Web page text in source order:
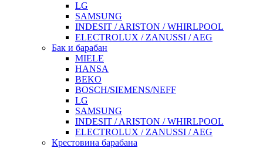
LG
SAMSUNG
INDESIT / ARISTON / WHIRLPOOL
ELECTROLUX / ZANUSSI / AEG
Бак и барабан
MIELE
HANSA
BEKO
BOSCH/SIEMENS/NEFF
LG
SAMSUNG
INDESIT / ARISTON / WHIRLPOOL
ELECTROLUX / ZANUSSI / AEG
Крестовина барабана